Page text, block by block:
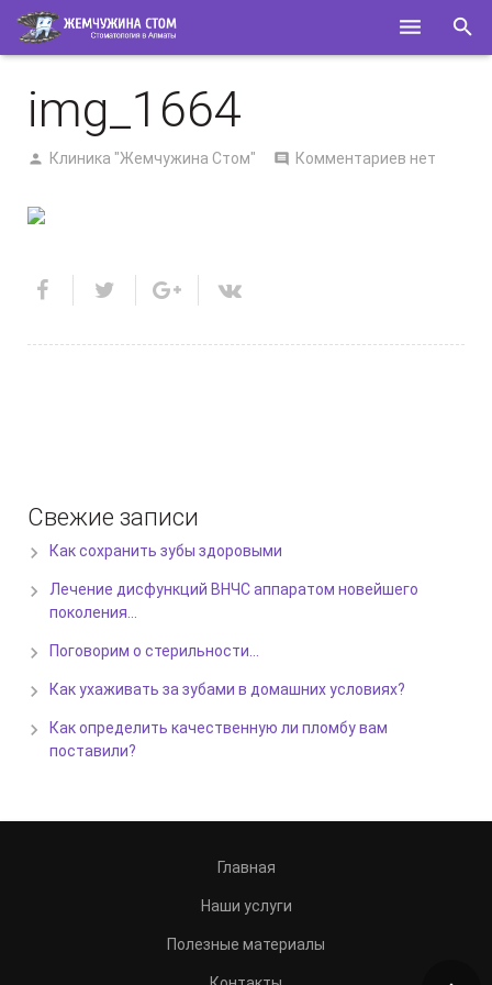
О НАС
КОНТАКТЫ
img_1664
Клиника "Жемчужина Стом" Комментариев нет
Свежие записи
Как сохранить зубы здоровыми
Лечение дисфункций ВНЧС аппаратом новейшего
поколения…
Поговорим о стерильности…
Как ухаживать за зубами в домашних условиях?
Как определить качественную ли пломбу вам
поставили?
Главная
Наши услуги
Полезные материалы